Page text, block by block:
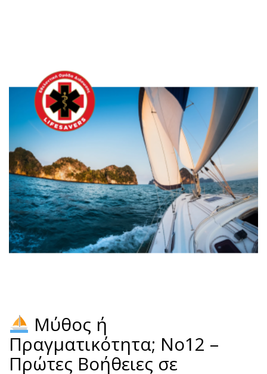
Μύθος ή
Πραγματικότητα; No12 –
Πρώτες Βοήθειες σε